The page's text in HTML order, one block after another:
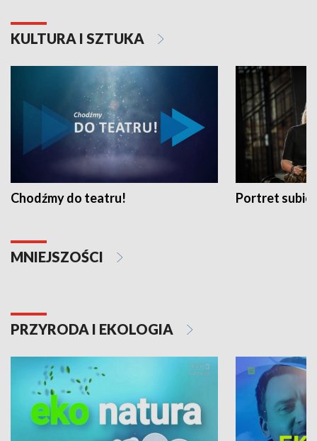
KULTURA I SZTUKA
Chodźmy do teatru! Portret
MNIEJSZOŚCI
PRZYRODA I EKOLOGIA